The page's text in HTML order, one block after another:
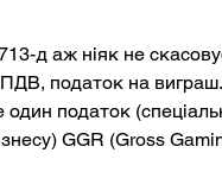
д аж ніяк не
податок на виграш.
податок
GGR (Gross